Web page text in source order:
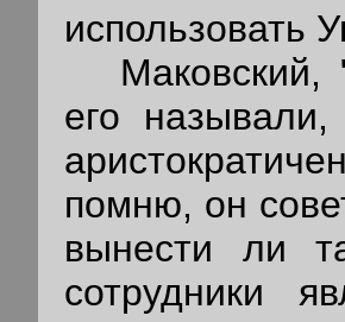
использовать
Маковский,
его
помню, он
вынести ли
сотрудники